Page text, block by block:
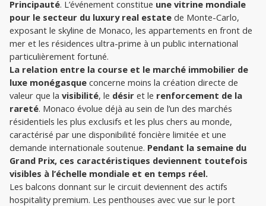
Principauté. L’événement constitue une vitrine mondiale
pour le secteur du luxury real estate de Monte-Carlo,
exposant le skyline de Monaco, les appartements en front de
mer et les résidences ultra-prime à un public international
particulièrement fortuné.
La relation entre la course et le marché immobilier de
luxe monégasque concerne moins la création directe de
valeur que la visibilité, le désir et le renforcement de la
rareté. Monaco évolue déjà au sein de l’un des marchés
résidentiels les plus exclusifs et les plus chers au monde,
caractérisé par une disponibilité foncière limitée et une
demande internationale soutenue. Pendant la semaine du
Grand Prix, ces caractéristiques deviennent toutefois
visibles à l’échelle mondiale et en temps réel.
Les balcons donnant sur le circuit deviennent des actifs
hospitality premium. Les penthouses avec vue sur le port